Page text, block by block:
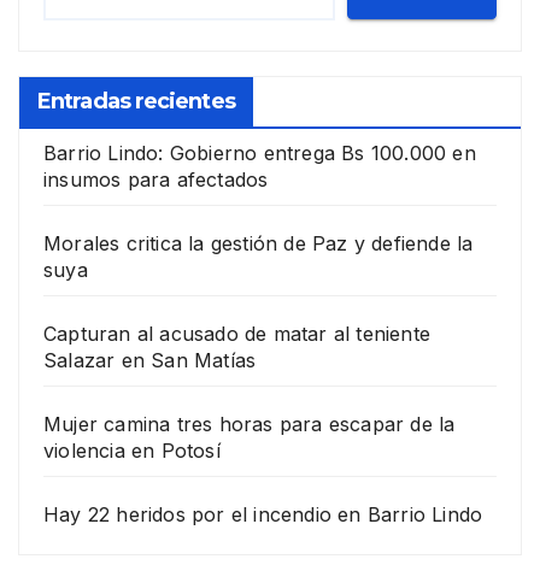
Entradas recientes
Barrio Lindo: Gobierno entrega Bs 100.000 en
insumos para afectados
Morales critica la gestión de Paz y defiende la
suya
Capturan al acusado de matar al teniente
Salazar en San Matías
Mujer camina tres horas para escapar de la
violencia en Potosí
Hay 22 heridos por el incendio en Barrio Lindo